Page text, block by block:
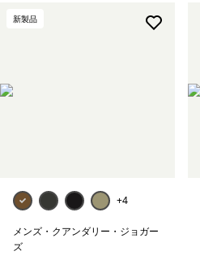
絞り込み
フィット
新製品
+4
メンズ・クアンダリー・ジョガー
ズ